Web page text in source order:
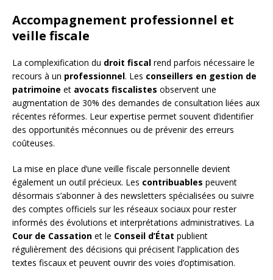
Accompagnement professionnel et
veille fiscale
La complexification du droit fiscal rend parfois nécessaire le
recours à un professionnel. Les conseillers en gestion de
patrimoine et avocats fiscalistes observent une
augmentation de 30% des demandes de consultation liées aux
récentes réformes. Leur expertise permet souvent d’identifier
des opportunités méconnues ou de prévenir des erreurs
coûteuses.
La mise en place d’une veille fiscale personnelle devient
également un outil précieux. Les contribuables peuvent
désormais s’abonner à des newsletters spécialisées ou suivre
des comptes officiels sur les réseaux sociaux pour rester
informés des évolutions et interprétations administratives. La
Cour de Cassation et le Conseil d’État publient
régulièrement des décisions qui précisent l’application des
textes fiscaux et peuvent ouvrir des voies d’optimisation.